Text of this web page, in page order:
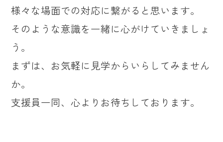
様々な場面での対応に繋がると思います。
そのような意識を一緒に心がけていきましょ
う。
まずは、お気軽に見学からいらしてみません
か。
支援員一同、心よりお待ちしております。